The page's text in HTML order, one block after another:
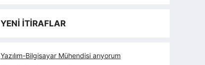
YENİ İTİRAFLAR
Yazılım-Bilgisayar Mühendisi arıyorum